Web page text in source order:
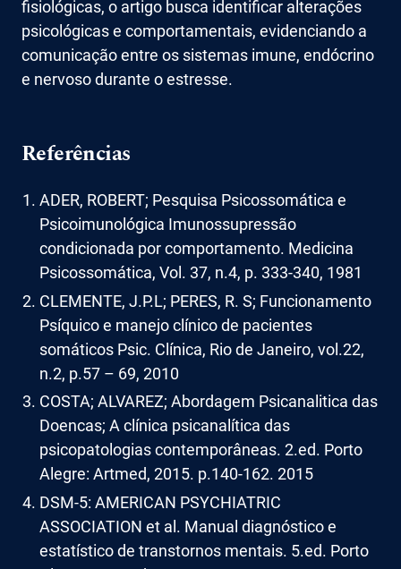
fisiológicas, o artigo busca identificar alterações
psicológicas e comportamentais, evidenciando a
comunicação entre os sistemas imune, endócrino
e nervoso durante o estresse.
Referências
ADER, ROBERT; Pesquisa Psicossomática e
Psicoimunológica Imunossupressão
condicionada por comportamento. Medicina
Psicossomática, Vol. 37, n.4, p. 333-340, 1981
CLEMENTE, J.P.L; PERES, R. S; Funcionamento
Psíquico e manejo clínico de pacientes
somáticos Psic. Clínica, Rio de Janeiro, vol.22,
n.2, p.57 – 69, 2010
COSTA; ALVAREZ; Abordagem Psicanalitica das
Doencas; A clínica psicanalítica das
psicopatologias contemporâneas. 2.ed. Porto
Alegre: Artmed, 2015. p.140-162. 2015
DSM-5: AMERICAN PSYCHIATRIC
ASSOCIATION et al. Manual diagnóstico e
estatístico de transtornos mentais. 5.ed. Porto